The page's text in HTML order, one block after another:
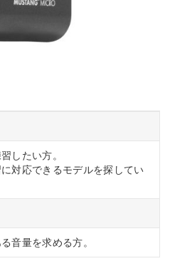
したい方。
対応できるモデルを探してい
音量を求める方。